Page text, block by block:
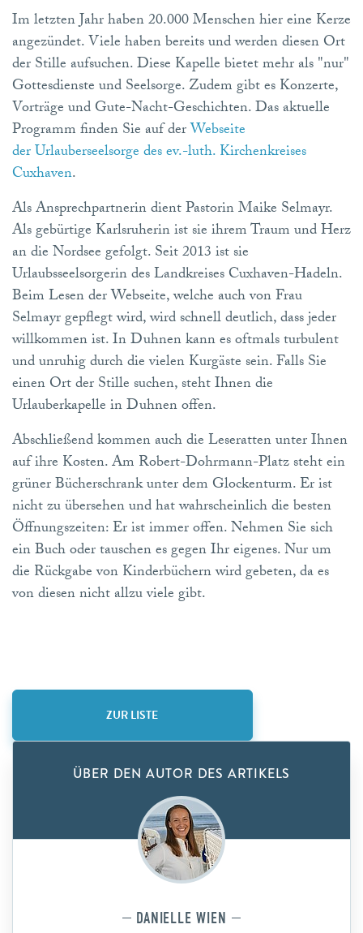
Im letzten Jahr haben 20.000 Menschen hier eine Kerze
angezündet. Viele haben bereits und werden diesen Ort
der Stille aufsuchen. Diese Kapelle bietet mehr als "nur"
Gottesdienste und Seelsorge. Zudem gibt es Konzerte,
Vorträge und Gute-Nacht-Geschichten. Das aktuelle
Programm finden Sie auf derWebseite
der Urlauberseelsorge des ev.-luth. Kirchenkreises
Cuxhaven.
Als Ansprechpartnerin dient Pastorin Maike Selmayr.
Als gebürtige Karlsruherin ist sie ihrem Traum und Herz
an die Nordsee gefolgt. Seit 2013 ist sie
Urlaubsseelsorgerin des Landkreises Cuxhaven-Hadeln.
Beim Lesen der Webseite, welche auch von Frau
Selmayr gepflegt wird, wird schnell deutlich, dass jeder
willkommen ist. In Duhnen kann es oftmals turbulent
und unruhig durch die vielen Kurgäste sein. Falls Sie
einen Ort der Stille suchen, steht Ihnen die
Urlauberkapelle in Duhnen offen.
Abschließend kommen auch die Leseratten unter Ihnen
auf ihre Kosten. Am Robert-Dohrmann-Platz steht ein
grüner Bücherschrank unter dem Glockenturm. Er ist
nicht zu übersehen und hat wahrscheinlich die besten
Öffnungszeiten: Er ist immer offen. Nehmen Sie sich
ein Buch oder tauschen es gegen Ihr eigenes. Nur um
die Rückgabe von Kinderbüchern wird gebeten, da es
von diesen nicht allzu viele gibt.
ZUR LISTE
ÜBER DEN AUTOR DES ARTIKELS
DANIELLE WIEN